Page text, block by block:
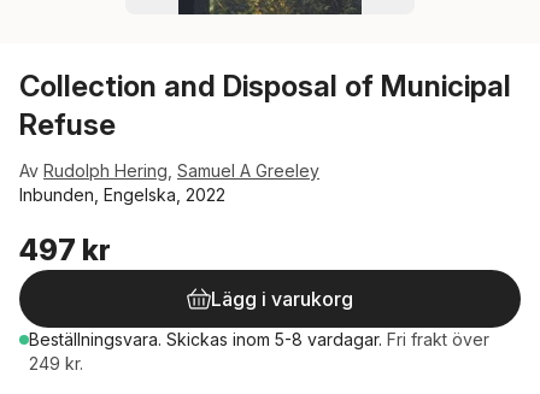
Collection and Disposal of Municipal
Refuse
Av Rudolph Hering Samuel A Greeley
Inbunden, Engelska, 2022
497 kr
Lägg i varukorg
Beställningsvara. Skickas inom 5-8 vardagar. Fri frakt över
249 kr.